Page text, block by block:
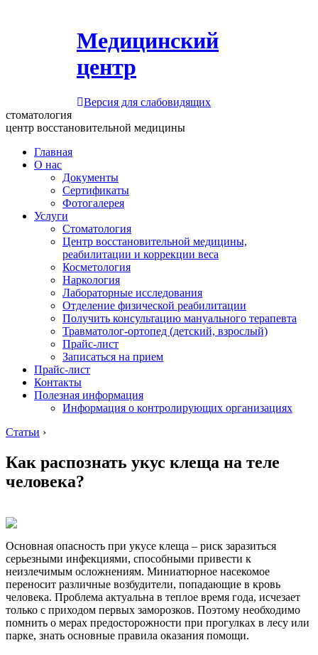
Медицинский
центр
Версия для слабовидящих
стоматология
центр восстановительной медицины
Главная
О нас
Документы
Сертификаты
Фотогалерея
Услуги
Стоматология
Центр восстановительной медицины,
реабилитации и коррекции веса
Косметология
Наркология
Лабораторные исследования
Отделение физической реабилитации
Получить консультацию мануального терапевта
Травматолог-ортопед (детский, взрослый)
Прайс-лист
Записаться на прием
Прайс-лист
Контакты
Полезная информация
Информация о контролирующих организациях
Статьи ›
Как распознать укус клеща на теле
человека?
Основная опасность при укусе клеща – риск заразиться
серьезными инфекциями, способными привести к
неизлечимым осложнениям. Миниатюрное насекомое
переносит различные возбудители, попадающие в кровь
человека. Проблема актуальна в теплое время года, исчезает
только с приходом первых заморозков. Поэтому необходимо
помнить о мерах предосторожности при прогулках в лесу или
парке, знать основные правила оказания помощи.